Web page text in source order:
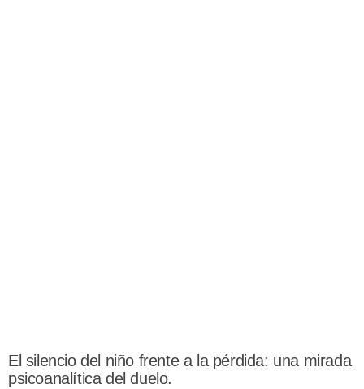
El silencio del niño frente a la pérdida: una mirada
psicoanalítica del duelo.